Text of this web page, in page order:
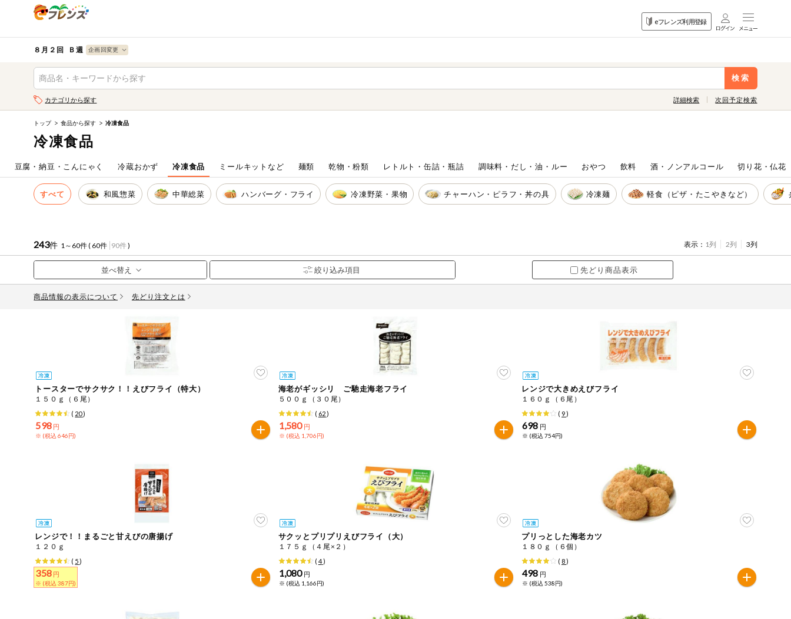
eフレンズ利用登録
ログイン
生協加入はこちら
登録から開始まで
注文番号注文
お気に入り注文
注文履歴注文
先着限定から探す
人気カテゴリ
食品から探す
毎週自動お届け商品
毎週自動お届け商品を確認する
８月２回 Ｂ週
検索
果物
肉・ハム・ソ
ーセージ
魚介・加工品
米・雑穀など
パン・ジャム
豆腐・納豆・
こんにゃく
ミールキット
など
麺類
おやつ
飲料
果物すべて
カテゴリから探す 詳細検索
検索条件を指定してください。全項目に条件を指定しなくても検索できます。
キーワード
キーワードをすべて含む
いずれかのキーワードを含む
メーカー名
カテゴリ
アレルゲン情報
特定原材料と特定原材料に準ずるものが含まれていない商品を検索できます。
特定原材料
小麦 落花生 えび
あわび カシューナッツ ごま
さば バナナ もも りんご
アレルゲン情報は、商品企画時の情報のため、ご使用前には必ず商品パッケージの表示をご確認ください。
特定原材料に準ずるものは、お取引先から情報提供のあった範囲でのお知らせです。
次回予定検索
トップ 食品から探す 冷凍食品
冷凍食品
豆腐・納豆・こんにゃく 冷蔵おかず 冷凍食品 ミールキットなど 麺類 乾物・粉類 レトルト・缶詰・瓶詰 調味料・だし・油・ルー おやつ 飲料 酒・ノンアルコール 切り花・仏花
すべて 和風惣菜 中華総菜 ハンバーグ・フライ 冷凍野菜・果物 チャーハン・ピラフ・丼の具 冷凍麺 軽食（ピザ・たこやきなど）
243件 1～60件 ( 60件 90件) 表示： 1列 2列 3列
先どり商品表示
商品情報の表示について 先どり注文とは
トースターでサクサク！！えびフライ（特大）
１５０ｇ（６尾）
( 20)
598 円
※ (税込 646円)
海老がギッシリ ご馳走海老フライ
５００ｇ（３０尾）
( 62)
1,580 円
※ (税込 1,706円)
レンジで大きめえびフライ
１６０ｇ（６尾）
( 9)
698 円
※ (税込 754円)
レンジで！！まるごと甘えびの唐揚げ
１２０ｇ
( 5)
358 円
※ (税込 387円)
サクッとプリプリえびフライ（大）
１７５ｇ（４尾×２）
( 4)
1,080 円
※ (税込 1,166円)
プリっとした海老カツ
１８０ｇ（６個）
( 8)
498 円
※ (税込 538円)